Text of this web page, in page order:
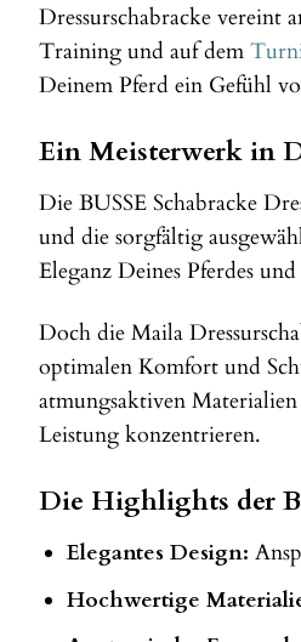
Dressurschabracke vereint
Training und auf dem
Deinem Pferd ein Gefühl
Ein Meisterwerk in
Die BUSSE Schabracke
und die sorgfältig
Eleganz Deines Pferdes
Doch die Maila
optimalen Komfort und
atmungsaktiven
Leistung konzentrieren.
Die Highlights der
Elegantes Design:
Hochwertige